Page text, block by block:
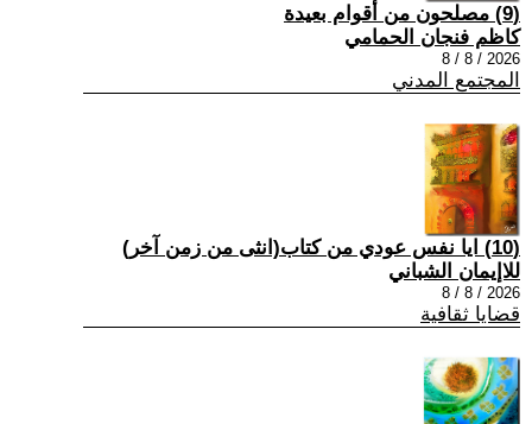
(9) مصلحون من أقوام بعيدة
كاظم فنجان الحمامي
2026 / 8 / 8
المجتمع المدني
(10) ايا نفس عودي من كتاب(انثى من زمن آخر)
للاإيمان الشباني
2026 / 8 / 8
قضايا ثقافية